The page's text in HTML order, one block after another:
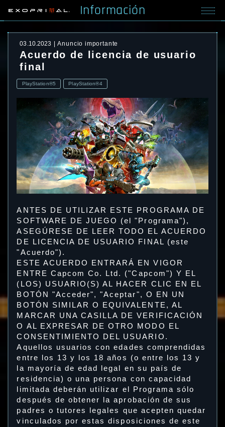
Información
03.10.2023 Anuncio importante
Acuerdo de licencia de usuario
final
PlayStation®5 PlayStation®4
ANTES DE UTILIZAR ESTE PROGRAMA DE
SOFTWARE DE JUEGO (el "Programa"),
ASEGÚRESE DE LEER TODO EL ACUERDO
DE LICENCIA DE USUARIO FINAL (este
"Acuerdo").
ESTE ACUERDO ENTRARÁ EN VIGOR
ENTRE Capcom Co. Ltd. ("Capcom") Y EL
(LOS) USUARIO(S) AL HACER CLIC EN EL
BOTÓN "Acceder", "Aceptar", O EN UN
BOTÓN SIMILAR O EQUIVALENTE, AL
MARCAR UNA CASILLA DE VERIFICACIÓN
O AL EXPRESAR DE OTRO MODO EL
CONSENTIMIENTO DEL USUARIO.
Aquellos usuarios con edades comprendidas
entre los 13 y los 18 años (o entre los 13 y
la mayoría de edad legal en su país de
residencia) o una persona con capacidad
limitada deberán utilizar el Programa sólo
después de obtener la aprobación de sus
padres o tutores legales que acepten quedar
vinculados por estas disposiciones de este